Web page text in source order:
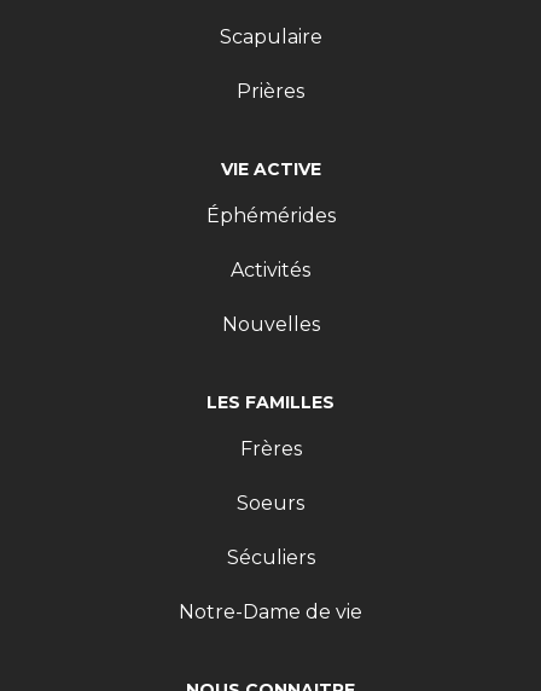
LES FAMILLES
Frères
Soeurs
Séculiers
Notre-Dame de vie
VIE ACTIVE
Éphémérides
Activités
Nouvelles
Scapulaire
Prières